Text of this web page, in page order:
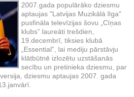
2007.gada populārāko dziesmu
aptaujas "Latvijas Muzikālā līga"
pusfināla televīzijas šovu „Cīņas
klubs” laureāti trešdien,
19.decembrī, tiksies klubā
„Essential”, lai mediju pārstāvju
klātbūtnē izlozētu uzstāšanās
secību un pretinieka dziesmu, par
dziesmu aptaujas 2007. gada